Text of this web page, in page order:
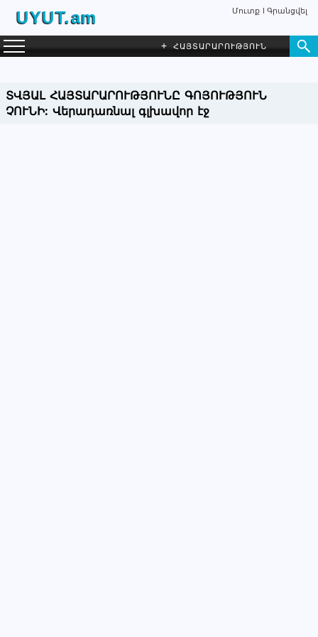
UYUT.am Մուտք Գրանցվել
+ ՀԱՅՏԱՐԱՐՈՒԹՅՈՒՆ
ՏՎՅԱԼ ՀԱՅՏԱՐԱՐՈՒԹՅՈՒՆԸ ԳՈՅՈՒԹՅՈՒՆ
ՉՈՒՆԻ: Վերադառնալ գլխավոր էջ